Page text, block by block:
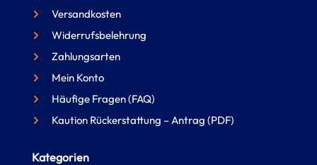
Versandkosten
Widerrufsbelehrung
Zahlungsarten
Mein Konto
Häufige Fragen (FAQ)
Kaution Rückerstattung – Antrag (PDF)
Kategorien